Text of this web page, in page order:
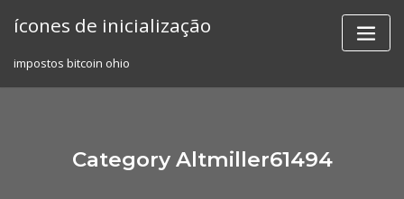
ícones de inicialização
impostos bitcoin ohio
Category Altmiller61494